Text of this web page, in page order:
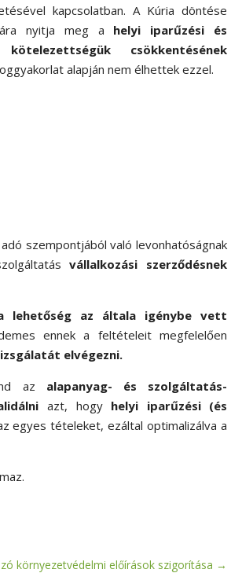
kapcsolatban. A Kúria döntése
nyitja meg a helyi iparűzési és
csökkentésének
alapján nem élhettek ezzel.
szempontjából való levonhatóságnak
vállalkozási szerződésnek
lehetőség az általa igénybe vett
ennek a feltételeit megfelelően
elvégezni.
az alapanyag- és szolgáltatás-
azt, hogy helyi iparűzési (és
egyes tételeket, ezáltal optimalizálva a
környezetvédelmi előírások szigorítása →